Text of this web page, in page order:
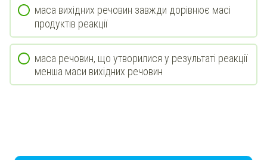
маса вихідних речовин завжди дорівнює масі
продуктів реакції
маса речовин, що утворилися у результаті реакції
менша маси вихідних речовин